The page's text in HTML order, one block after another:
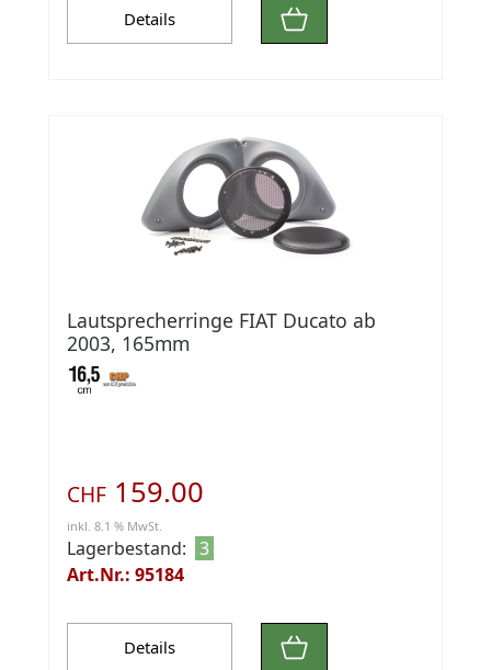
Details
Lautsprecherringe FIAT Ducato ab
2003, 165mm
CHF 159.00
inkl. 8.1 % MwSt.
Lagerbestand: 3
Art.Nr.: 95184
Details